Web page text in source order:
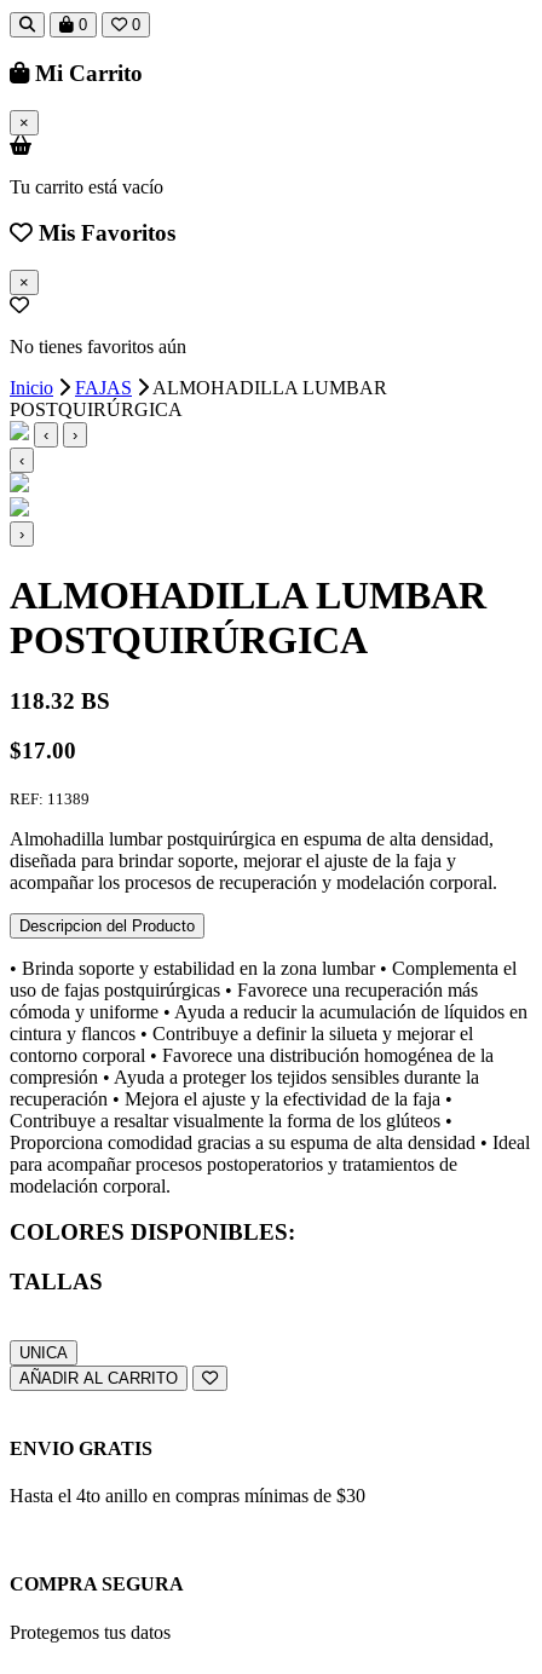
0 0
Mi Carrito
×
Tu carrito está vacío
Mis Favoritos
×
No tienes favoritos aún
Inicio
FAJAS
ALMOHADILLA LUMBAR
POSTQUIRÚRGICA
‹
›
‹
›
ALMOHADILLA LUMBAR
POSTQUIRÚRGICA
118.32 BS
$17.00
REF: 11389
Almohadilla lumbar postquirúrgica en espuma de alta densidad,
diseñada para brindar soporte, mejorar el ajuste de la faja y
acompañar los procesos de recuperación y modelación corporal.
Descripcion del Producto
• Brinda soporte y estabilidad en la zona lumbar • Complementa el
uso de fajas postquirúrgicas • Favorece una recuperación más
cómoda y uniforme • Ayuda a reducir la acumulación de líquidos en
cintura y flancos • Contribuye a definir la silueta y mejorar el
contorno corporal • Favorece una distribución homogénea de la
compresión • Ayuda a proteger los tejidos sensibles durante la
recuperación • Mejora el ajuste y la efectividad de la faja •
Contribuye a resaltar visualmente la forma de los glúteos •
Proporciona comodidad gracias a su espuma de alta densidad • Ideal
para acompañar procesos postoperatorios y tratamientos de
modelación corporal.
COLORES DISPONIBLES:
TALLAS
UNICA
AÑADIR AL CARRITO
ENVIO GRATIS
Hasta el 4to anillo en compras mínimas de $30
COMPRA SEGURA
Protegemos tus datos